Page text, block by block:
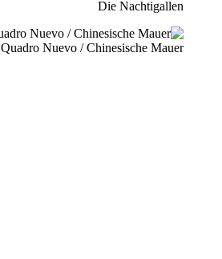
Die Nachtigallen
Quadro Nuevo / Chinesische Mauer